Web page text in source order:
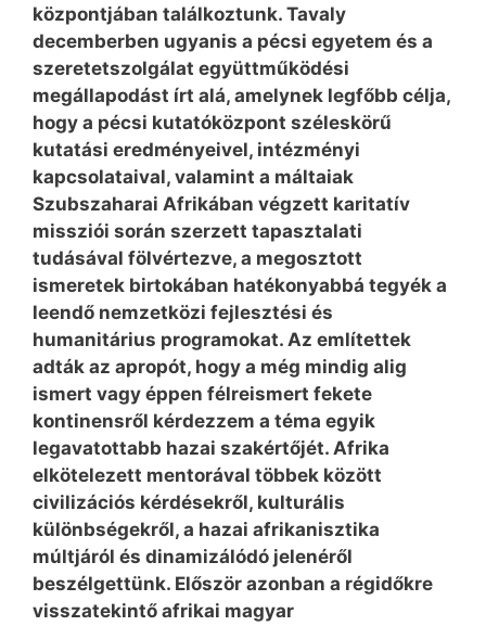
központjában találkoztunk. Tavaly
decemberben ugyanis a pécsi egyetem és a
szeretetszolgálat együttműködési
megállapodást írt alá, amelynek legfőbb célja,
hogy a pécsi kutatóközpont széleskörű
kutatási eredményeivel, intézményi
kapcsolataival, valamint a máltaiak
Szubszaharai Afrikában végzett karitatív
missziói során szerzett tapasztalati
tudásával fölvértezve, a megosztott
ismeretek birtokában hatékonyabbá tegyék a
leendő nemzetközi fejlesztési és
humanitárius programokat. Az említettek
adták az apropót, hogy a még mindig alig
ismert vagy éppen félreismert fekete
kontinensről kérdezzem a téma egyik
legavatottabb hazai szakértőjét. Afrika
elkötelezett mentorával többek között
civilizációs kérdésekről, kulturális
különbségekről, a hazai afrikanisztika
múltjáról és dinamizálódó jelenéről
beszélgettünk. Először azonban a régidőkre
visszatekintő afrikai magyar